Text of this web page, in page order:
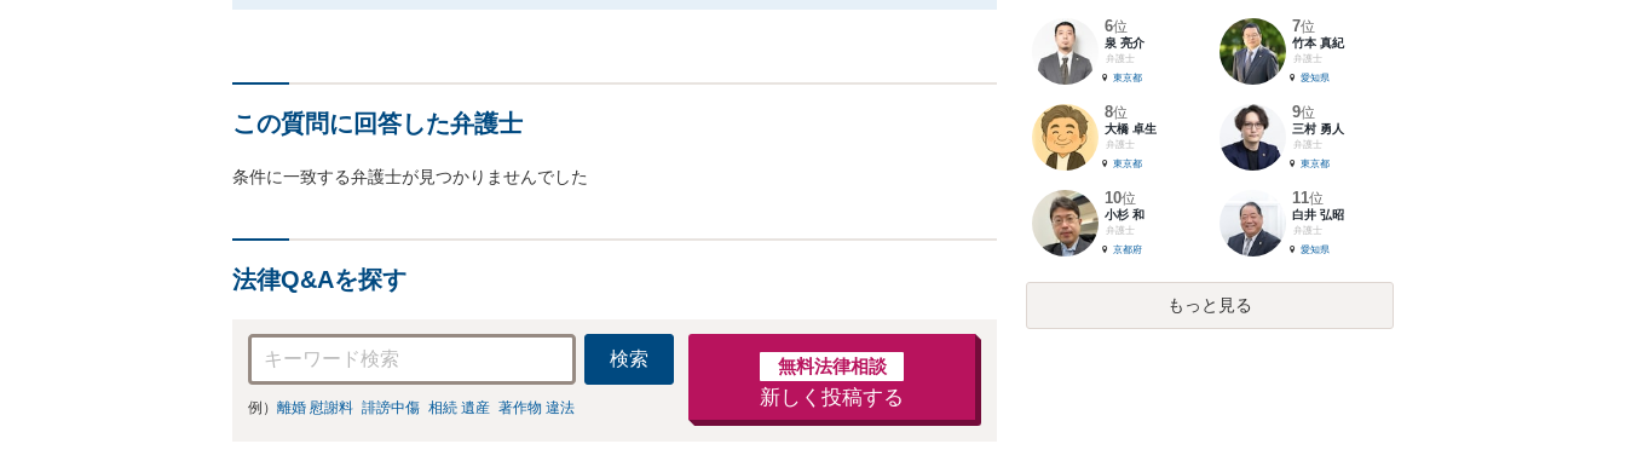
この質問に回答した弁護士
条件に一致する弁護士が見つかりませんでした
法律Q&Aを探す
検索
例） 離婚 慰謝料 誹謗中傷 相続 遺産 著作物 違法
無料法律相談
新しく投稿する
6位
泉 亮介
弁護士
東京都
7位
竹本 真紀
弁護士
愛知県
8位
大橋 卓生
弁護士
東京都
9位
三村 勇人
弁護士
東京都
10位
小杉 和
弁護士
京都府
11位
白井 弘昭
弁護士
愛知県
もっと見る